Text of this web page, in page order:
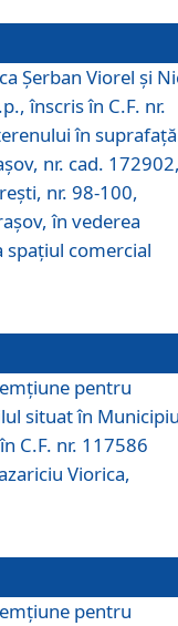
Șerban Viorel și
înscris în C.F. nr.
în
nr. cad.
nr. 98-100,
în vederea
spațiul comercial
pentru
situat în
C.F. nr. 117586
Viorica,
pentru